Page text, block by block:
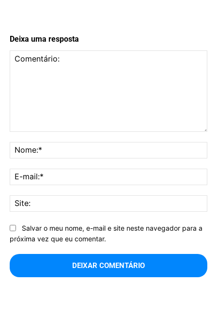
Deixa uma resposta
Salvar o meu nome, e-mail e site neste navegador para a
próxima vez que eu comentar.